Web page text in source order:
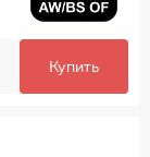
Купить